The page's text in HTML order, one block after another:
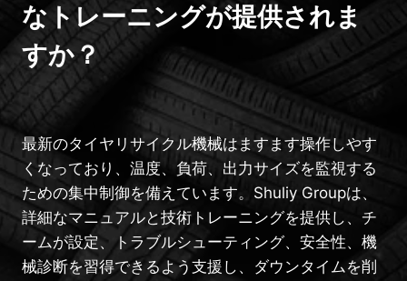
なトレーニングが提供されま
すか？
最新のタイヤリサイクル機械はますます操作しやす
くなっており、温度、負荷、出力サイズを監視する
ための集中制御を備えています。Shuliy Groupは、
詳細なマニュアルと技術トレーニングを提供し、チ
ームが設定、トラブルシューティング、安全性、機
械診断を習得できるよう支援し、ダウンタイムを削